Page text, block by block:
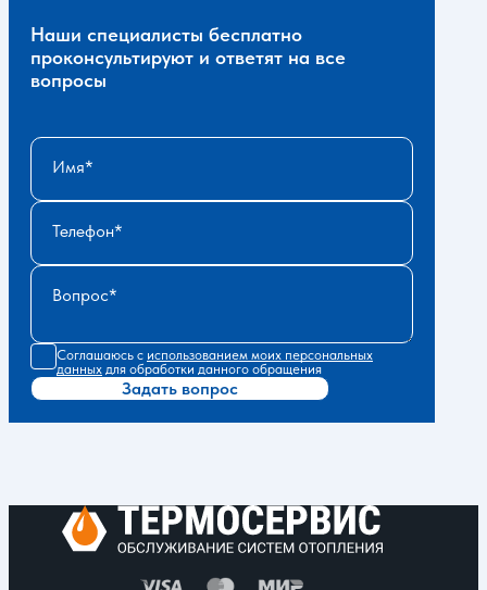
Наши специалисты бесплатно
проконсультируют и ответят на все
вопросы
Имя
Телефон
Вопрос
Соглашаюсь с использованием моих персональных
данных для обработки данного обращения
Задать вопрос